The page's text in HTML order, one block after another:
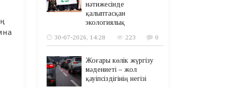
нәтижесінде
қалыптасқан
экологиялық
30-07-2026, 14:28
223 0
Жоғары көлік жүргізу
мәдениеті – жол
қауіпсіздігінің негізі